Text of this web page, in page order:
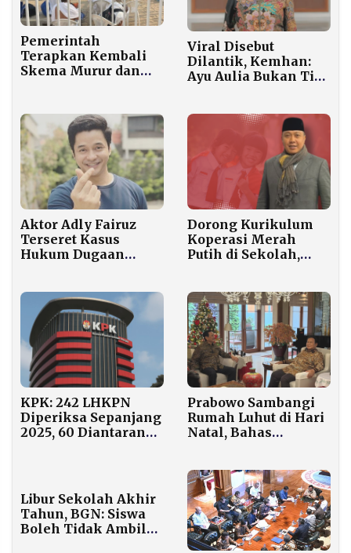
Pemerintah
Terapkan Kembali
Skema Murur dan
Viral Disebut
Dilantik, Kemhan:
Ayu Aulia Bukan Tim
Aktor Adly Fairuz
Terseret Kasus
Hukum Dugaan
Miliar
Dorong Kurikulum
Koperasi Merah
Putih di Sekolah,
Ekonomi Kerakyatan
KPK: 242 LHKPN
Diperiksa Sepanjang
2025, 60 Diantaranya
Prabowo Sambangi
Rumah Luhut di Hari
Natal, Bahas
Bencana Sumatera
Libur Sekolah Akhir
Tahun, BGN: Siswa
Boleh Tidak Ambil